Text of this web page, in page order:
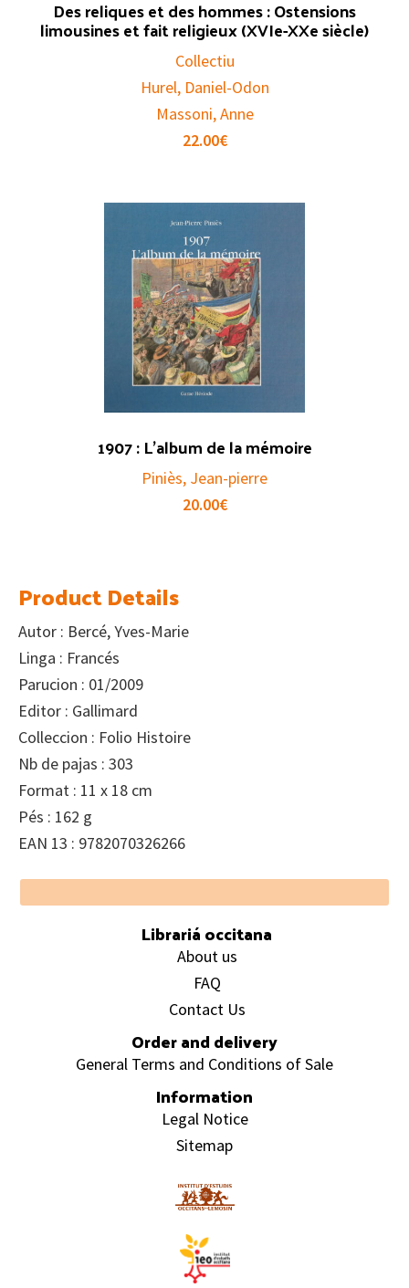
Des reliques et des hommes : Ostensions
limousines et fait religieux (XVIe-XXe siècle)
Collectiu
Hurel, Daniel-Odon
Massoni, Anne
22.00€
1907 : L’album de la mémoire
Piniès, Jean-pierre
20.00€
Product Details
Autor : Bercé, Yves-Marie
Linga : Francés
Parucion : 01/2009
Editor : Gallimard
Colleccion : Folio Histoire
Nb de pajas : 303
Format : 11 x 18 cm
Pés : 162 g
EAN 13 : 9782070326266
Footer
Librariá occitana
About us
FAQ
Contact Us
Order and delivery
General Terms and Conditions of Sale
Information
Legal Notice
Sitemap